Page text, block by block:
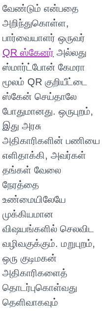
வேண்டும் என்பதை
அறிந்துகொள்ள,
பார்வையாளர் ஒருவர்
QR ஸ்கேனர் அல்லது
ஸ்மார்ட்போன் கேமரா
மூலம் QR குறியீட்டை
ஸ்கேன் செய்தாலே
போதுமானது. ஒருபுறம்,
இது அரசு
அதிகாரிகளின் பணியை
எளிதாக்கி, அவர்கள்
தங்கள் வேலை
நேரத்தை
உண்மையிலேயே
முக்கியமான
விஷயங்களில் செலவிட
வழிவகுக்கும். மறுபுறம்,
ஒரு குடிமகன்
அதிகாரிகளைத்
தொடர்புகொள்வது
தெளிவாகவும்